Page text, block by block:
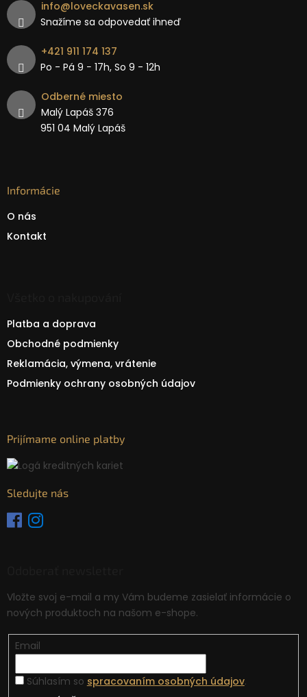
info@loveckavasen.sk
Snažíme sa odpovedať ihneď
+421 911 174 137
Po - Pá 9 − 17h, So 9 - 12h
Odberné miesto
Malý Lapáš 376
951 04 Malý Lapáš
Informácie
O nás
Kontakt
Platba a doprava
Obchodné podmienky
Reklamácia, výmena, vrátenie
Podmienky ochrany osobných údajov
Prijímame online platby
Sledujte nás
Vložte svoj e-mail a my Vám budeme zasielať informácie o
nových produktoch na našom e-shope.
Email
Súhlasím so spracovaním osobných údajov.